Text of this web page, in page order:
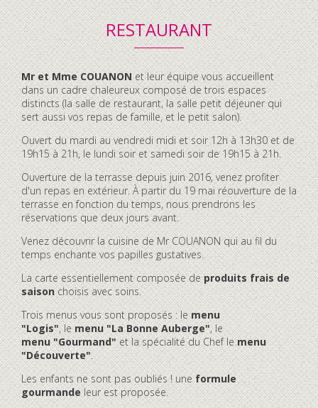
RESTAURANT
Contenu
accordéon
Mr et Mme COUANONet leur équipe vous accueillent
dans un cadre chaleureux composé de trois espaces
distincts (la salle de restaurant, la salle petit déjeuner qui
sert aussi vos repas de famille, et le petit salon).
Ouvert du mardi au vendredi midi et soir 12h à 13h30 et de
19h15 à 21h, le lundi soir et samedi soir de 19h15 à 21h.
Ouverture de la terrasse depuis juin 2016, venez profiter
d'un repas en extérieur. À partir du 19 mai réouverture de la
terrasse en fonction du temps, nous prendrons les
réservations que deux jours avant.
Venez découvrir la cuisine de Mr COUANON qui au fil du
temps enchante vos papilles gustatives.
La carte essentiellement composée deproduits frais de
saisonchoisis avec soins.
Trois menus vous sont proposés : lemenu
"Logis", lemenu "La Bonne Auberge", le
menu "Gourmand"et la spécialité du Chef lemenu
"Découverte".
Les enfants ne sont pas oubliés ! uneformule
gourmandeleur est proposée.